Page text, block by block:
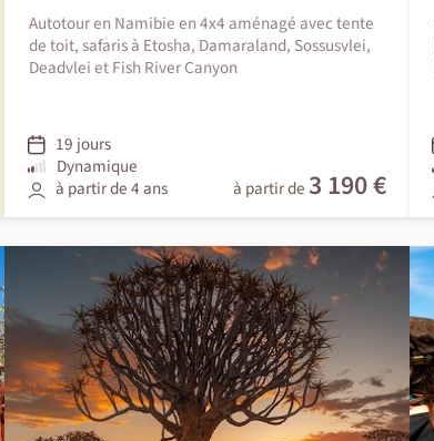
Autotour en Namibie en 4x4 aménagé avec tente
de toit, safaris à Etosha, Damaraland, Sossusvlei,
Deadvlei et Fish River Canyon
19 jours
Dynamique
à partir de 4 ans
à partir de 3 190 €